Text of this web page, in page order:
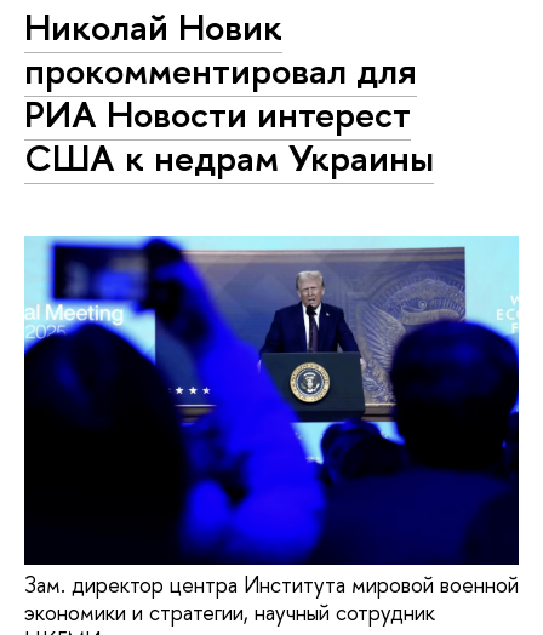
Николай Новик
прокомментировал для
РИА Новости интерест
США к недрам Украины
Зам. директор центра Института мировой военной
экономики и стратегии, научный сотрудник